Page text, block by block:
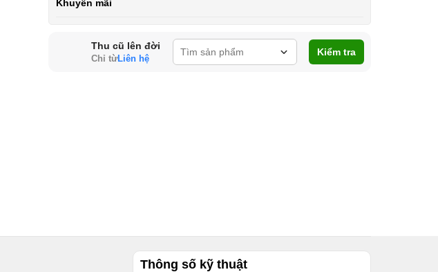
Khuyến mãi
Thu cũ lên đời
Chỉ từLiên hệ
Kiểm tra
Thông số kỹ thuật